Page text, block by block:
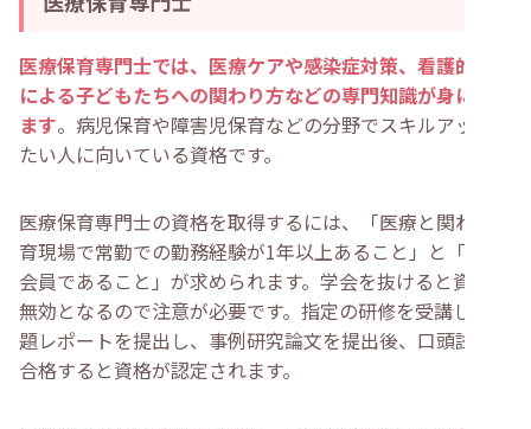
医療保育専門士では、医療ケアや感染症対策、看護的視点
による子どもたちへの関わり方などの専門知識が身につき
ます。病児保育や障害児保育などの分野でスキルアップし
たい人に向いている資格です。
医療保育専門士の資格を取得するには、「医療と関わる保
育現場で常勤での勤務経験が1年以上あること」と「学会
会員であること」が求められます。学会を抜けると資格は
無効となるので注意が必要です。指定の研修を受講して課
題レポートを提出し、事例研究論文を提出後、口頭試問に
合格すると資格が認定されます。